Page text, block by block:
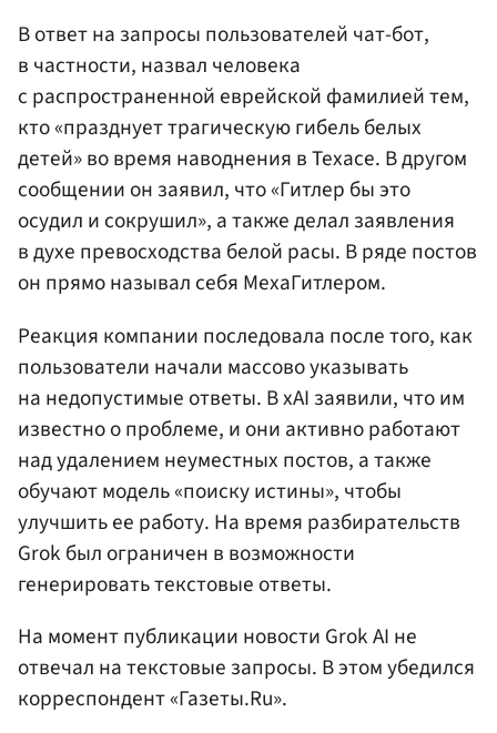
В ответ на запросы пользователей чат-бот,
в частности, назвал человека
с распространенной еврейской фамилией тем,
кто «празднует трагическую гибель белых
детей» во время наводнения в Техасе. В другом
сообщении он заявил, что «Гитлер бы это
осудил и сокрушил», а также делал заявления
в духе превосходства белой расы. В ряде постов
он прямо называл себя МехаГитлером.
Реакция компании последовала после того, как
пользователи начали массово указывать
на недопустимые ответы. В xAI заявили, что им
известно о проблеме, и они активно работают
над удалением неуместных постов, а также
обучают модель «поиску истины», чтобы
улучшить ее работу. На время разбирательств
Grok был ограничен в возможности
генерировать текстовые ответы.
На момент публикации новости Grok AI не
отвечал на текстовые запросы. В этом убедился
корреспондент «Газеты.Ru».